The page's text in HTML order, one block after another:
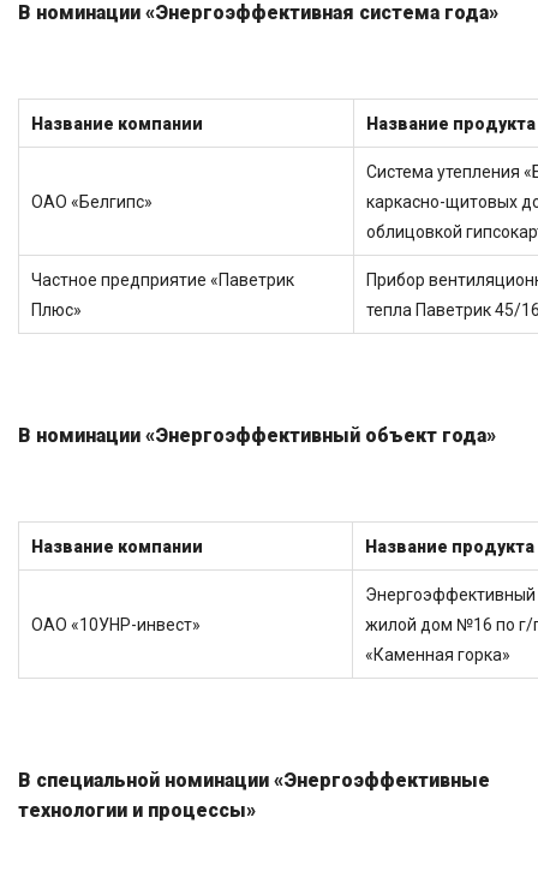
В номинации «Энергоэффективная система года»
Название компании Название продукта
ОАО «Белгипс»
Система утепления
каркасно-щитовых
облицовкой
Частное предприятие «Паветрик
Плюс»
Прибор
тепла Паветрик 45/
В номинации «Энергоэффективный объект года»
Название компании Название продукта
ОАО «10УНР-инвест»
Энергоэффективный
жилой дом №16 по г/
«Каменная горка»
В специальной номинации «Энергоэффективные
технологии и процессы»